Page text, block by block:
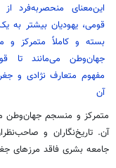
این‌معنای منحصربه‌فرد
قومی، یهودیان بیشتر به
بسته و کاملاً متمرکز و
جهان‌وطن می‌مانند تا
مفهوم متعارف نژادی و
آن
متمرکز و منسجم جهان‌وطن
آن. تاریخ‌نگاران و
جامعه بشری فاقد مرزهای